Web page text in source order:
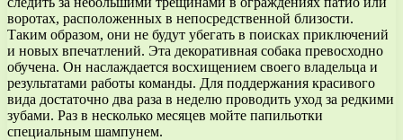
воротах, расположенных в непосредственной близости.
Таким образом, они не будут убегать в поисках приключений
и новых впечатлений. Эта декоративная собака превосходно
обучена. Он наслаждается восхищением своего владельца и
результатами работы команды. Для поддержания красивого
вида достаточно два раза в неделю проводить уход за редкими
зубами. Раз в несколько месяцев мойте папильотки
специальным шампунем.